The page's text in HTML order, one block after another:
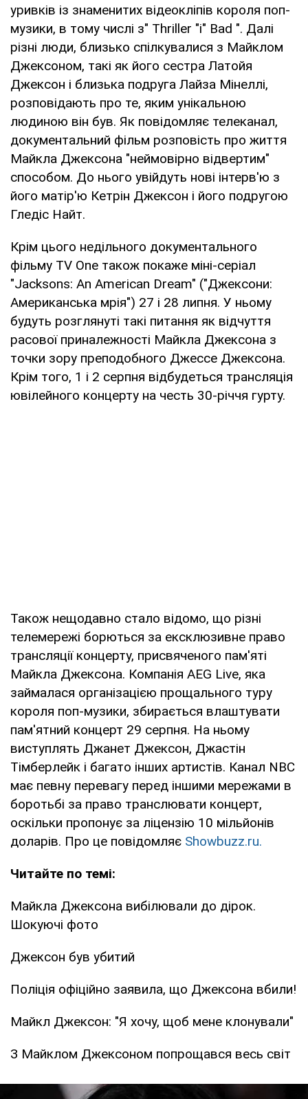
уривків із знаменитих відеокліпів короля поп-
музики, в тому числі з" Thriller "і" Bad ". Далі
різні люди, близько спілкувалися з Майклом
Джексоном, такі як його сестра Латойя
Джексон і близька подруга Лайза Мінеллі,
розповідають про те, яким унікальною
людиною він був. Як повідомляє телеканал,
документальний фільм розповість про життя
Майкла Джексона "неймовірно відвертим"
способом. До нього увійдуть нові інтерв'ю з
його матір'ю Кетрін Джексон і його подругою
Гледіс Найт.
Крім цього недільного документального
фільму TV One також покаже міні-серіал
"Jacksons: An American Dream" ("Джексони:
Американська мрія") 27 і 28 липня. У ньому
будуть розглянуті такі питання як відчуття
расової приналежності Майкла Джексона з
точки зору преподобного Джессе Джексона.
Крім того, 1 і 2 серпня відбудеться трансляція
ювілейного концерту на честь 30-річчя гурту.
Також нещодавно стало відомо, що різні
телемережі борються за ексклюзивне право
трансляції концерту, присвяченого пам'яті
Майкла Джексона. Компанія AEG Live, яка
займалася організацією прощального туру
короля поп-музики, збирається влаштувати
пам'ятний концерт 29 серпня. На ньому
виступлять Джанет Джексон, Джастін
Тімберлейк і багато інших артистів. Канал NBC
має певну перевагу перед іншими мережами в
боротьбі за право транслювати концерт,
оскільки пропонує за ліцензію 10 мільйонів
доларів. Про це повідомляє Showbuzz.ru.
Читайте по темі:
Майкла Джексона вибілювали до дірок.
Шокуючі фото
Джексон був убитий
Поліція офіційно заявила, що Джексона вбили!
Майкл Джексон: "Я хочу, щоб мене клонували"
З Майклом Джексоном попрощався весь світ